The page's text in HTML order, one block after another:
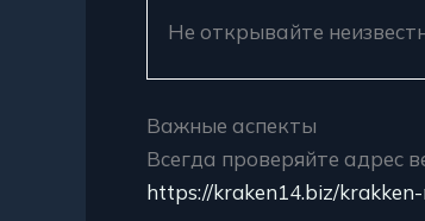
Не открывайте
Важные аспекты
Всегда проверяйте адрес
https://kraken14.biz/